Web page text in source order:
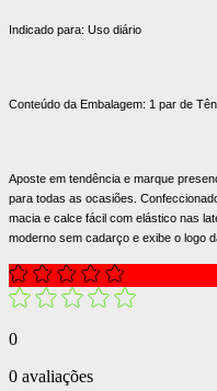
Indicado para: Uso diário
Conteúdo da Embalagem: 1 par de
Aposte em tendência e marque
para todas as ocasiões.
macia e calce fácil com elástico nas
moderno sem cadarço e exibe o logo
0
0 avaliações